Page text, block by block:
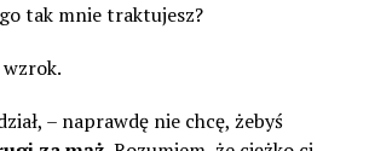
tak mnie traktujesz?
– naprawdę nie chcę, żebyś